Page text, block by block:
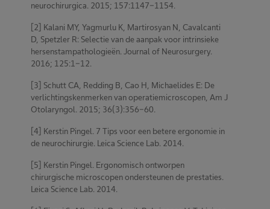
neurochirurgica. 2015; 157:1147-1154.
[2] Kalani MY, Yagmurlu K, Martirosyan N, Cavalcanti
D, Spetzler R: Selectie van de aanpak voor intrinsieke
hersenstampathologieën. Journal of Neurosurgery.
2016; 125:1-12.
[3] Schutt CA, Redding B, Cao H, Michaelides E: De
verlichtingskenmerken van operatiemicroscopen, Am J
Otolaryngol. 2015; 36(3):356-60.
[4] Kerstin Pingel. 7 Tips voor een betere ergonomie in
de neurochirurgie. Leica Science Lab. 2014.
[5] Kerstin Pingel. Ergonomisch ontworpen
chirurgische microscopen ondersteunen de prestaties.
Leica Science Lab. 2014.